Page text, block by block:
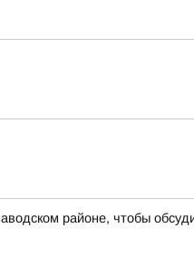
районе, чтобы